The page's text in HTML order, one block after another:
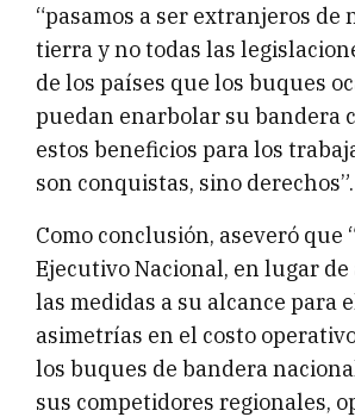
“pasamos a ser extranjeros de
tierra y no todas las
de los países que los buques
puedan enarbolar su bandera
estos beneficios para los
son conquistas, sino derechos”.
Como conclusión, aseveró que
Ejecutivo Nacional, en lugar
las medidas a su alcance para
asimetrías en el costo
los buques de bandera
sus competidores regionales,